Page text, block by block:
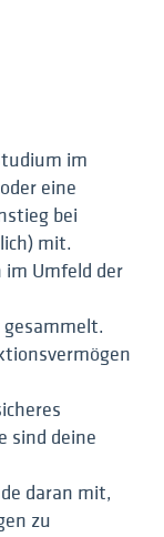
im
eine
bei
mit.
im Umfeld der
sind deine
daran mit,
zu